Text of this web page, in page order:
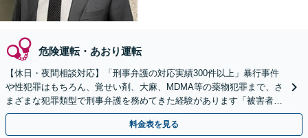
危険運転・あおり運転
【休日・夜間相談対応】「刑事弁護の対応実績300件以上」暴行事件
や性犯罪はもちろん、覚せい剤、大麻、MDMA等の薬物犯罪まで、さ
まざまな犯罪類型で刑事弁護を務めてきた経験があります「被害者側
の相談にも対応可」【WEB面談対応】【三宮駅5分】
料金表を見る